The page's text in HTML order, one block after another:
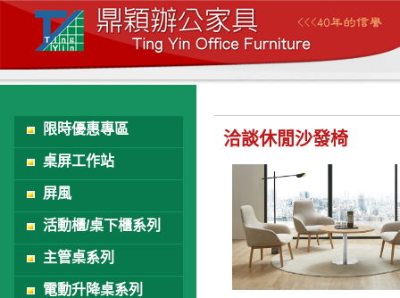
限時優惠專區
桌屏工作站
屏風
活動櫃/桌下櫃系列
主管桌系列
電動升降桌系列
洽談休閒沙發椅